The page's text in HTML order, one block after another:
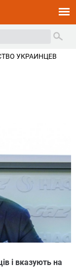
УКРАИНЦЕВ
і вказують на